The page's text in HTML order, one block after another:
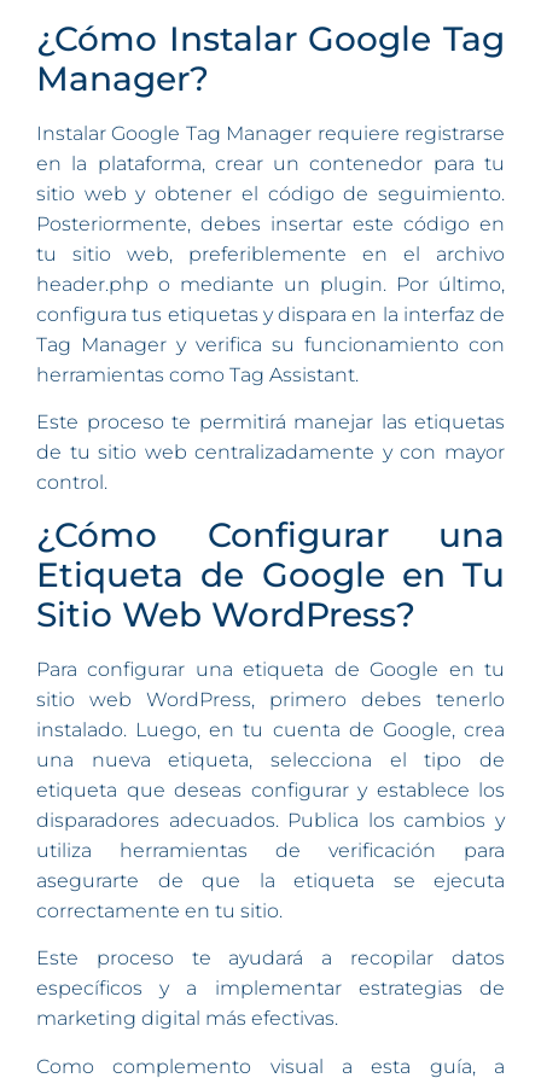
¿Cómo Instalar Google Tag
Manager?
Instalar Google Tag Manager requiere registrarse
en la plataforma, crear un contenedor para tu
sitio web y obtener el código de seguimiento.
Posteriormente, debes insertar este código en
tu sitio web, preferiblemente en el archivo
header.php o mediante un plugin. Por último,
configura tus etiquetas y dispara en la interfaz de
Tag Manager y verifica su funcionamiento con
herramientas como Tag Assistant.
Este proceso te permitirá manejar las etiquetas
de tu sitio web centralizadamente y con mayor
control.
¿Cómo Configurar una
Etiqueta de Google en Tu
Sitio Web WordPress?
Para configurar una etiqueta de Google en tu
sitio web WordPress, primero debes tenerlo
instalado. Luego, en tu cuenta de Google, crea
una nueva etiqueta, selecciona el tipo de
etiqueta que deseas configurar y establece los
disparadores adecuados. Publica los cambios y
utiliza herramientas de verificación para
asegurarte de que la etiqueta se ejecuta
correctamente en tu sitio.
Este proceso te ayudará a recopilar datos
específicos y a implementar estrategias de
marketing digital más efectivas.
Como complemento visual a esta guía, a